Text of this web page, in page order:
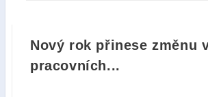
Nový rok přinese změnu
pracovních...